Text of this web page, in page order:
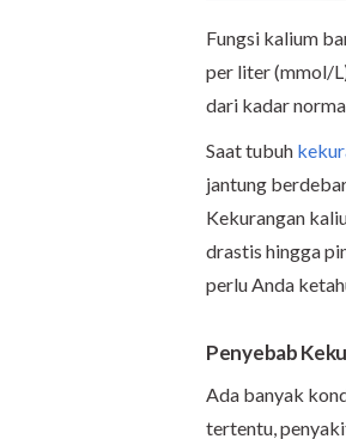
Fungsi kalium
per liter (mmol/
dari kadar
Saat tubuh
jantung
Kekurangan
drastis hingga
perlu Anda
Penyebab
Ada banyak
tertentu,